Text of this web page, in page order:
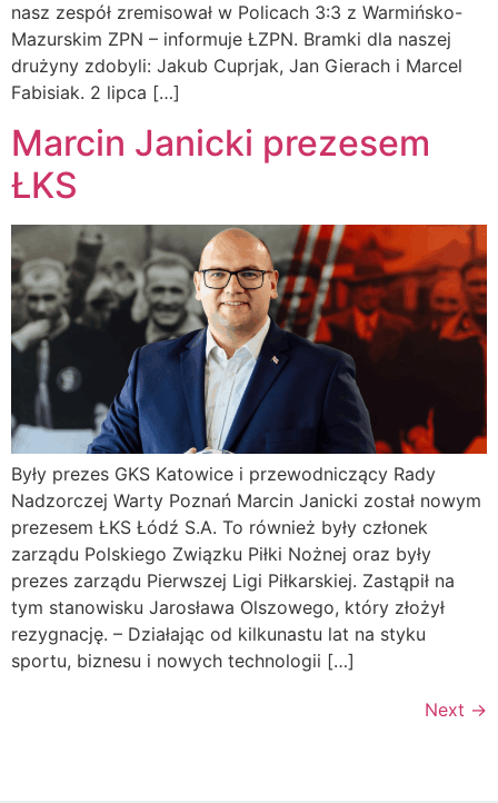
nasz zespół zremisował w Policach 3:3 z Warmińsko-
Mazurskim ZPN – informuje ŁZPN. Bramki dla naszej
drużyny zdobyli: Jakub Cuprjak, Jan Gierach i Marcel
Fabisiak. 2 lipca […]
Marcin Janicki prezesem
ŁKS
Były prezes GKS Katowice i przewodniczący Rady
Nadzorczej Warty Poznań Marcin Janicki został nowym
prezesem ŁKS Łódź S.A. To również były członek
zarządu Polskiego Związku Piłki Nożnej oraz były
prezes zarządu Pierwszej Ligi Piłkarskiej. Zastąpił na
tym stanowisku Jarosława Olszowego, który złożył
rezygnację. – Działając od kilkunastu lat na styku
sportu, biznesu i nowych technologii […]
Next →